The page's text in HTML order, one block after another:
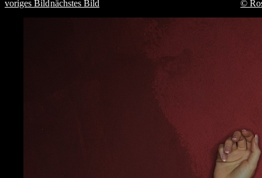
voriges Bildnächstes Bild ©